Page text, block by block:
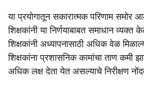
या प्रयोगातून सकारात्मक परिणाम
शिक्षकांनी या निर्णयाबाबत समाधान
शिक्षकांनी अध्यापनासाठी अधिक वेळ
शिक्षकांना प्रशासनिक कामांचा ताण कमी
अधिक लक्ष देता येत असल्याचे निरीक्षण